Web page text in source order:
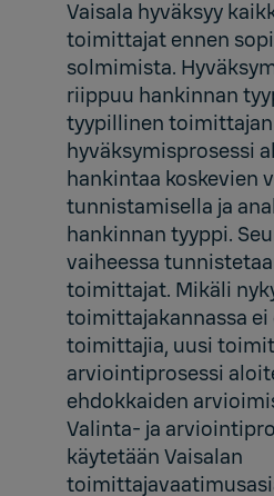
Vaisala hyväksyy
toimittajat ennen
solmimista.
riippuu hankinnan
tyypillinen toimittajan
hyväksymisprosessi
hankintaa koskevien
tunnistamisella ja
hankinnan tyyppi.
vaiheessa
toimittajat. Mikäli
toimittajakannassa ei
toimittajia, uusi
arviointiprosessi
ehdokkaiden
Valinta- ja
käytetään Vaisalan